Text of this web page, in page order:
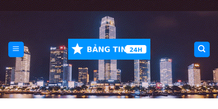
Skip
to
content